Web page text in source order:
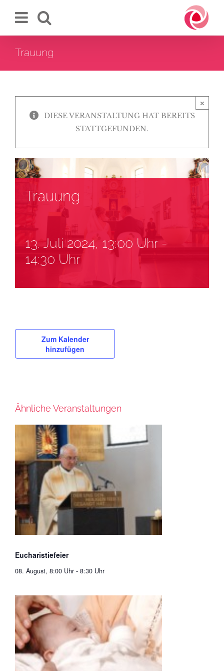
Inhalt
Trauung
×
DIESE VERANSTALTUNG HAT BEREITS
STATTGEFUNDEN.
Trauung
13. Juli 2024, 13:00 Uhr-
14:30 Uhr
Zum Kalender
hinzufügen
Ähnliche Veranstaltungen
Eucharistiefeier
08. August, 8:00 Uhr - 8:30 Uhr